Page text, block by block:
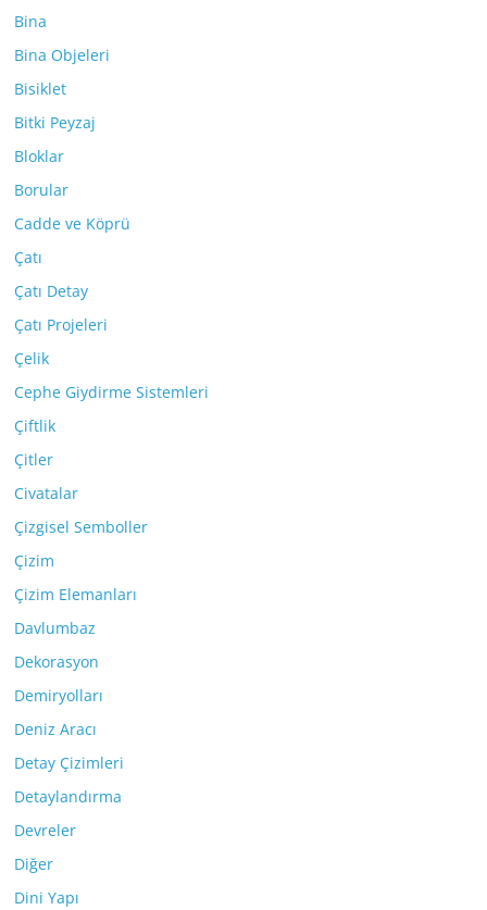
Bina
Bina Objeleri
Bisiklet
Bitki Peyzaj
Bloklar
Borular
Cadde ve Köprü
Çatı
Çatı Detay
Çatı Projeleri
Çelik
Cephe Giydirme Sistemleri
Çiftlik
Çitler
Civatalar
Çizgisel Semboller
Çizim
Çizim Elemanları
Davlumbaz
Dekorasyon
Demiryolları
Deniz Aracı
Detay Çizimleri
Detaylandırma
Devreler
Diğer
Dini Yapı